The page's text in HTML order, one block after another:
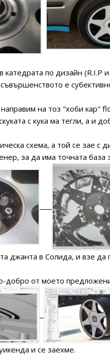
по дизайн (R.I.P
е
на тоз "хоби кар"
с кука ма тегли, а и
схема, а той се зае с
за да има точната база
джанта в Солида, и взе да
добро от моето
и се заехме.